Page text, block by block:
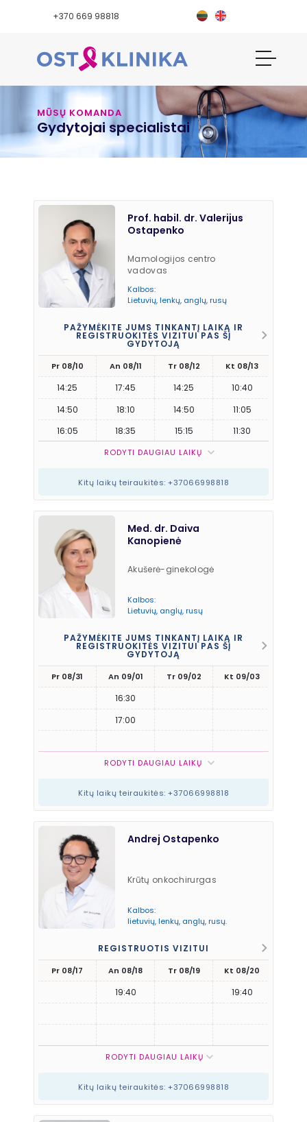
+370 669 98818
MŪSŲ KOMANDA
Gydytojai specialistai
Prof. habil. dr. Valerijus
Ostapenko
Mamologijos centro
vadovas
Kalbos:
Lietuvių, lenkų, anglų, rusų
PAŽYMĖKITE JUMS TINKANTĮ LAIKĄ IR
REGISTRUOKITĖS VIZITUI PAS ŠĮ
GYDYTOJĄ
Pr 08/10
14:25
14:50
16:05
An 08/11
17:45
18:10
18:35
Tr 08/12
14:25
14:50
15:15
Kt 08/13
10:40
11:05
11:30
RODYTI DAUGIAU LAIKŲ
Kitų laikų teiraukitės: +37066998818
Med. dr. Daiva
Kanopienė
Akušerė-ginekologė
Kalbos:
Lietuvių, anglų, rusų
PAŽYMĖKITE JUMS TINKANTĮ LAIKĄ IR
REGISTRUOKITĖS VIZITUI PAS ŠĮ
GYDYTOJĄ
Pr 08/31 An 09/01
16:30
17:00
Tr 09/02 Kt 09/03
RODYTI DAUGIAU LAIKŲ
Kitų laikų teiraukitės: +37066998818
Andrej Ostapenko
Krūtų onkochirurgas
Kalbos:
lietuvių, lenkų, anglų, rusų.
REGISTRUOTIS VIZITUI
Pr 08/17 An 08/18
19:40
Tr 08/19 Kt 08/20
19:40
RODYTI DAUGIAU LAIKŲ
Kitų laikų teiraukitės: +37066998818